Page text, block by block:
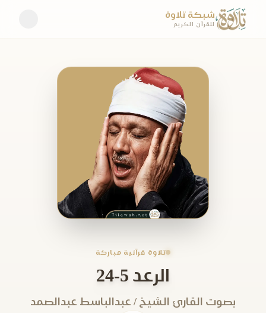
شبكة تلاوة
للقرآن الكريم
تلاوة قرآنية مباركة
الرعد 5-24
بصوت القارئ الشيخ / عبدالباسط عبدالصمد